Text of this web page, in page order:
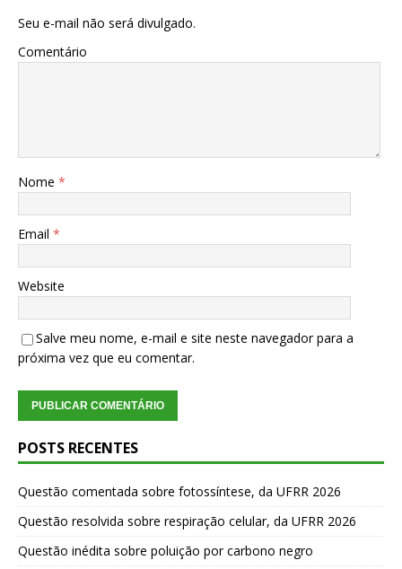
Seu e-mail não será divulgado.
Comentário
Nome *
Email *
Website
Salve meu nome, e-mail e site neste navegador para a
próxima vez que eu comentar.
POSTS RECENTES
Questão comentada sobre fotossíntese, da UFRR 2026
Questão resolvida sobre respiração celular, da UFRR 2026
Questão inédita sobre poluição por carbono negro